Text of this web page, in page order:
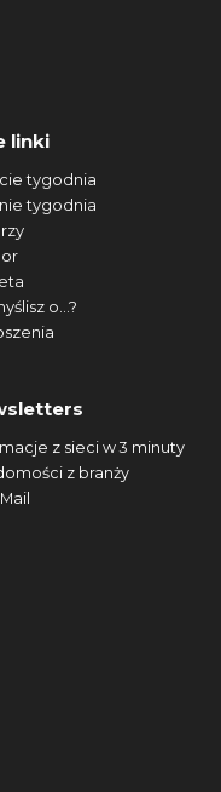
linki
tygodnia
tygodnia
o...?
z sieci w 3 minuty
z branży